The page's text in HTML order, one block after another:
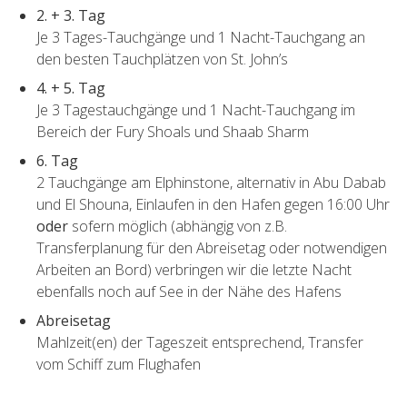
2. + 3. Tag
Je 3 Tages-Tauchgänge und 1 Nacht-Tauchgang an
den besten Tauchplätzen von St. John’s
4. + 5. Tag
Je 3 Tagestauchgänge und 1 Nacht-Tauchgang im
Bereich der Fury Shoals und Shaab Sharm
6. Tag
2 Tauchgänge am Elphinstone, alternativ in Abu Dabab
und El Shouna, Einlaufen in den Hafen gegen 16:00 Uhr
oder sofern möglich (abhängig von z.B.
Transferplanung für den Abreisetag oder notwendigen
Arbeiten an Bord) verbringen wir die letzte Nacht
ebenfalls noch auf See in der Nähe des Hafens
Abreisetag
Mahlzeit(en) der Tageszeit entsprechend, Transfer
vom Schiff zum Flughafen